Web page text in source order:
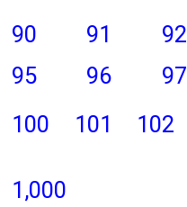
90
91 92
95
96 97
100
101 102
1,000